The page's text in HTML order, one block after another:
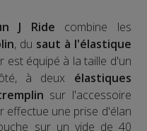
J Ride combine les
, du saut à l'élastique
est équipé à la taille d'un
à deux élastiques
sur l'accessoire
effectue une prise d'élan
sur un vide de 40